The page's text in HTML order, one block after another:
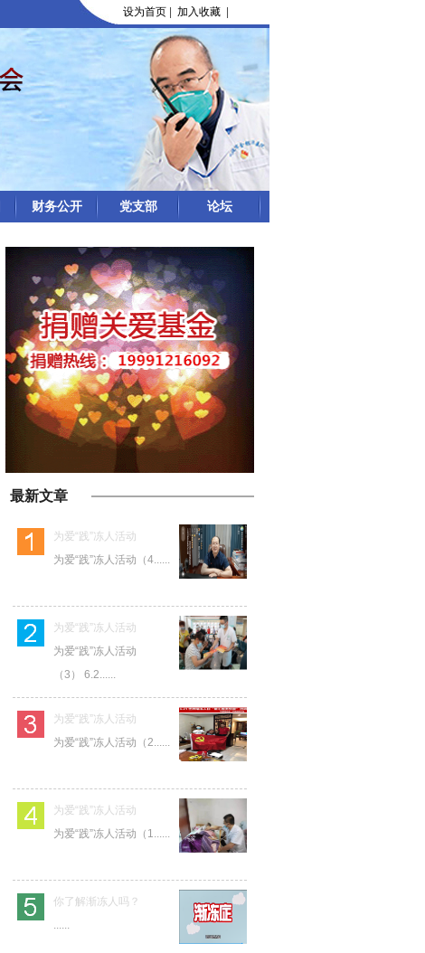
设为首页 加入收藏
财务公开 党支部 论坛
最新文章
为爱“践”冻人活动
为爱“践”冻人活动（4......
为爱“践”冻人活动
为爱“践”冻人活动
（3） 6.2......
为爱“践”冻人活动
为爱“践”冻人活动（2......
为爱“践”冻人活动
为爱“践”冻人活动（1......
你了解渐冻人吗？
......